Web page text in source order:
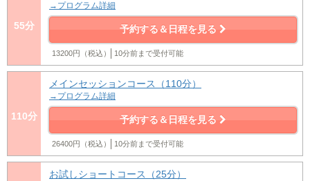
55分
→プログラム詳細
予約する＆日程を見る
13200円（税込） 10分前まで受付可能
110分
メインセッションコース（110分）
→プログラム詳細
予約する＆日程を見る
26400円（税込） 10分前まで受付可能
お試しショートコース（25分）